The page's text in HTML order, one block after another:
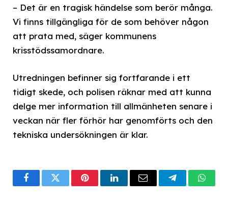
– Det är en tragisk händelse som berör många.
Vi finns tillgängliga för de som behöver någon
att prata med, säger kommunens
krisstödssamordnare.
Utredningen befinner sig fortfarande i ett
tidigt skede, och polisen räknar med att kunna
delge mer information till allmänheten senare i
veckan när fler förhör har genomförts och den
tekniska undersökningen är klar.
FacebookTwitterPinterestLinkedInEmail Telegram